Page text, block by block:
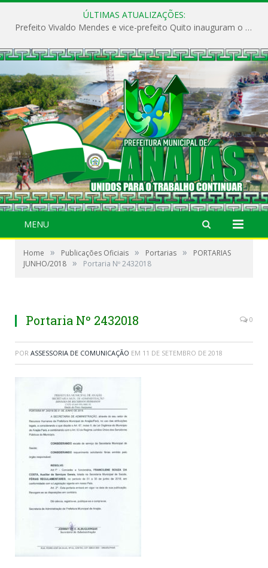
ÚLTIMAS ATUALIZAÇÕES:
Prefeito Vivaldo Mendes e vice-prefeito Quito inauguram o CAPS e fortalecem a saúde pública em Anajás.
MENU
Home » Publicações Oficiais » Portarias »
PORTARIAS
JUNHO/2018 » Portaria Nº 2432018
Portaria Nº 2432018 0
POR ASSESSORIA DE COMUNICAÇÃO EM 11 DE SETEMBRO DE 2018